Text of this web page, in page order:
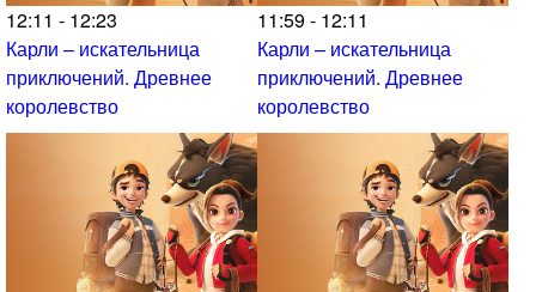
12:11 - 12:23
Карли – искательница
приключений. Древнее
королевство
11:59 - 12:11
Карли – искательница
приключений. Древнее
королевство